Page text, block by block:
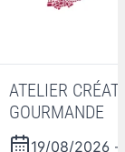
ATELIER
GOURMANDE
19/08/2026 -